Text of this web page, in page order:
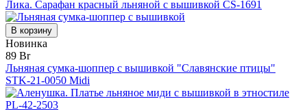
Лика. Сарафан красный льняной с вышивкой CS-1691
В корзину
Новинка
89 Br
Льняная сумка-шоппер с вышивкой "Славянские птицы"
STK-21-0050 Midi